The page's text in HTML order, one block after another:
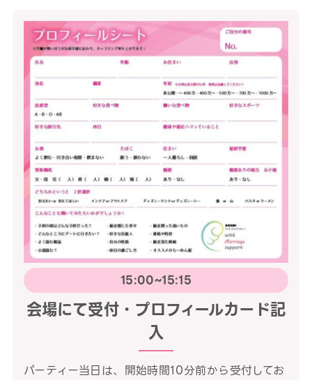
15:00~15:15
会場にて受付・プロフィールカード記
入
パーティー当日は、開始時間10分前から受付してお